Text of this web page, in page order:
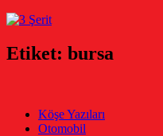
Etiket: bursa
Köşe Yazıları
Otomobil